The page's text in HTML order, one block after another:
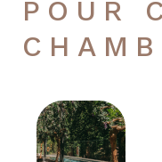
POUR